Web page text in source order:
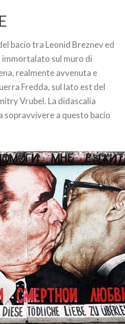
bacio tra Leonid Breznev ed
immortalato sul muro di
realmente avvenuta e
Fredda, sul lato est del
Vrubel. La didascalia
sopravvivere a questo bacio